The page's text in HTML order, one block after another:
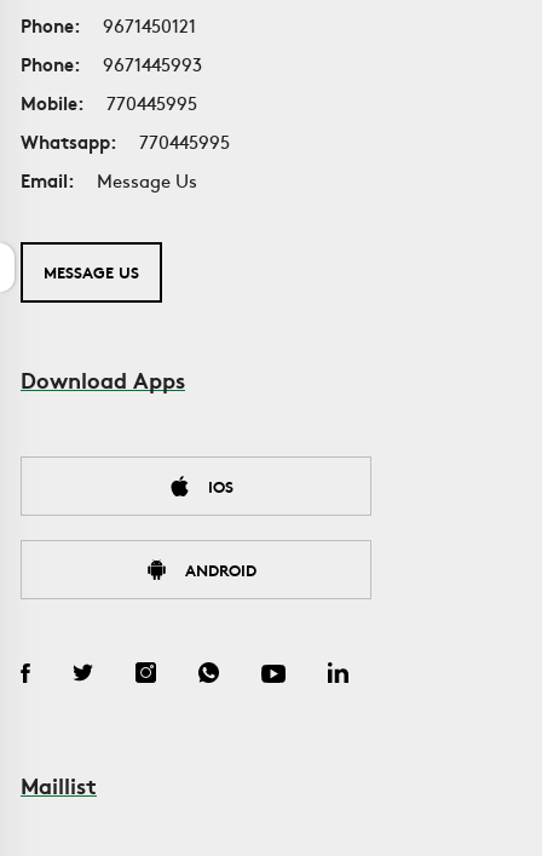
Phone:
9671450121
Phone:
9671445993
Mobile:
770445995
Whatsapp:
770445995
Email:
Message Us
MESSAGE US
Download Apps
IOS
ANDROID
Maillist